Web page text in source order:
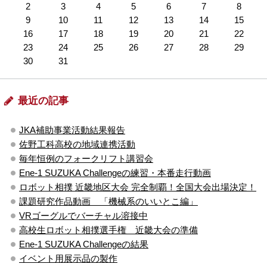
2
3 4 5 6 7
8
9
10 11 12 13 14
15
16
17 18 19 20 21
22
23
24 25 26 27 28
29
30
31
最近の記事
JKA補助事業活動結果報告
佐野工科高校の地域連携活動
毎年恒例のフォークリフト講習会
Ene-1 SUZUKA Challengeの練習・本番走行動画
ロボット相撲 近畿地区大会 完全制覇！全国大会出場決定！
課題研究作品動画 「機械系のいいとこ編」
VRゴーグルでバーチャル溶接中
高校生ロボット相撲選手権 近畿大会の準備
Ene-1 SUZUKA Challengeの結果
イベント用展示品の製作